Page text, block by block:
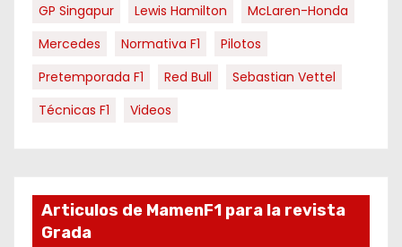
GP Singapur
Lewis Hamilton
McLaren-Honda
Mercedes
Normativa F1
Pilotos
Pretemporada F1
Red Bull
Sebastian Vettel
Técnicas F1
Videos
Articulos de MamenF1 para la revista
Grada